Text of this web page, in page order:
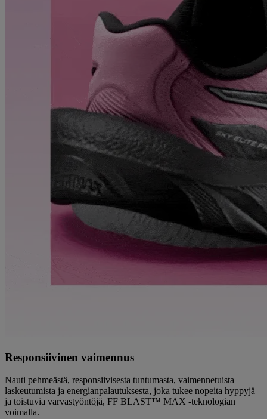
Responsiivinen vaimennus
Nauti pehmeästä, responsiivisesta tuntumasta, vaimennetuista
laskeutumista ja energianpalautuksesta, joka tukee nopeita hyppyjä
ja toistuvia varvastyöntöjä, FF BLAST™ MAX -teknologian
voimalla.